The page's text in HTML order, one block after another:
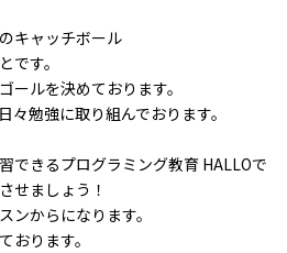
キャッチボール
です。
ールを決めております。
勉強に取り組んでおります。
できるプログラミング教育 HALLOで
せましょう！
ンからになります。
おります。